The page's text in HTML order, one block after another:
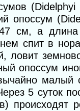
опоссум
см, а
спит в
ловит
опоссум
5 суток
происходят